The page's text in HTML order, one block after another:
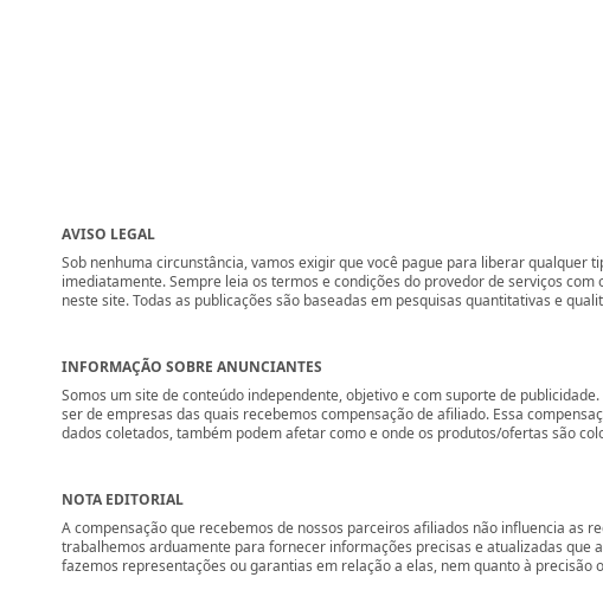
AVISO LEGAL
Sob nenhuma circunstância, vamos exigir que você pague para liberar
imediatamente. Sempre leia os termos e condições do provedor de serviços
neste site. Todas as publicações são baseadas em pesquisas quantitativas e
INFORMAÇÃO SOBRE ANUNCIANTES
Somos um site de conteúdo independente, objetivo e com suporte de
ser de empresas das quais recebemos compensação de afiliado. Essa
dados coletados, também podem afetar como e onde os produtos/ofertas são
NOTA EDITORIAL
A compensação que recebemos de nossos parceiros afiliados não influencia as
trabalhemos arduamente para fornecer informações precisas e atualizadas
fazemos representações ou garantias em relação a elas, nem quanto à precisão